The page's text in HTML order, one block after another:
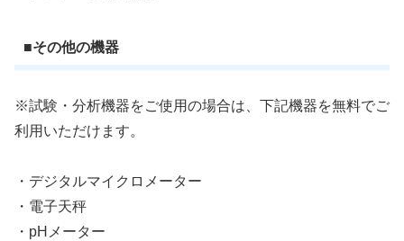
■その他の機器
※試験・分析機器をご使用の場合は、下記機器を無料でご
利用いただけます。
・デジタルマイクロメーター
・電子天秤
・pHメーター